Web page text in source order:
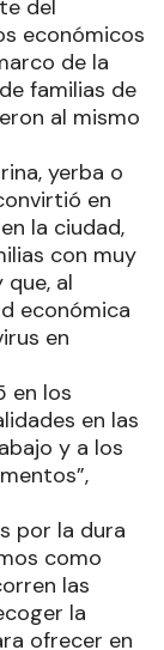
del
económicos
de la
familias de
al mismo
yerba o
en
la ciudad,
con muy
al
económica
en
en los
en las
y a los
por la dura
como
las
la
ofrecer en